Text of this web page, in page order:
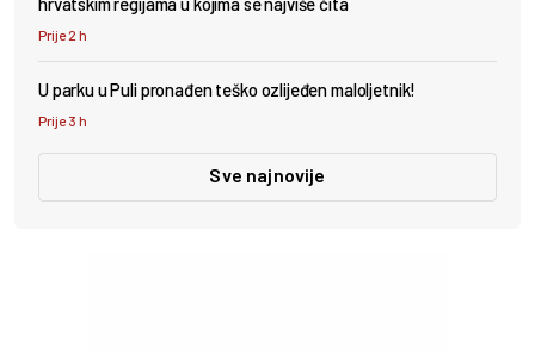
Prije 2 h
U parku u Puli pronađen teško ozlijeđen maloljetnik!
Prije 3 h
Sve najnovije